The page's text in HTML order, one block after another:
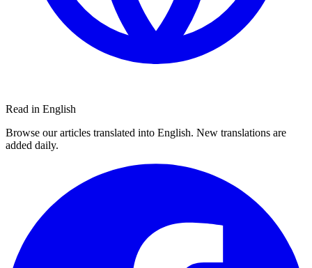
Read in English
Browse our articles translated into English. New translations are
added daily.